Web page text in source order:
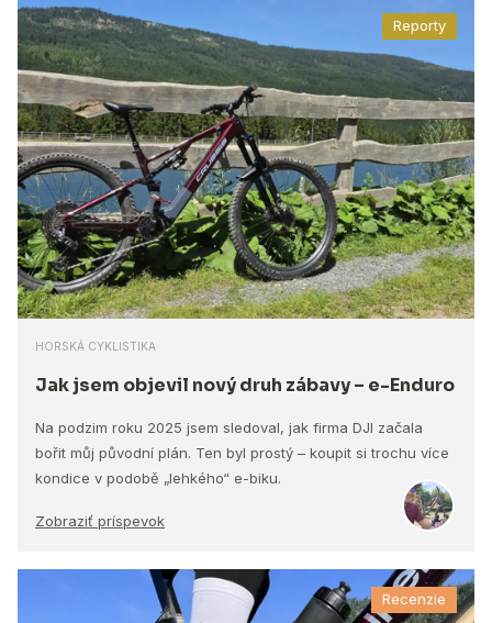
Reporty
HORSKÁ CYKLISTIKA
Jak jsem objevil nový druh zábavy – e-Enduro
Na podzim roku 2025 jsem sledoval, jak firma DJI začala
bořit můj původní plán. Ten byl prostý – koupit si trochu více
kondice v podobě „lehkého“ e-biku.
Zobraziť príspevok
Recenzie